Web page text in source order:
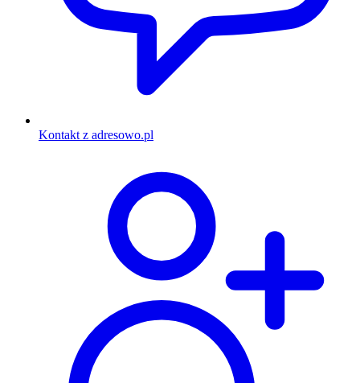
Kontakt z adresowo.pl